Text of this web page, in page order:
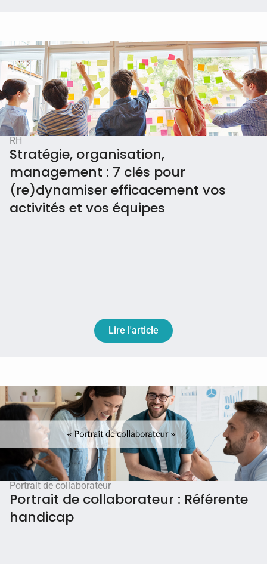
RH
Stratégie, organisation,
management : 7 clés pour
(re)dynamiser efficacement vos
activités et vos équipes
Lire l'article
Portrait de collaborateur
Portrait de collaborateur : Référente
handicap